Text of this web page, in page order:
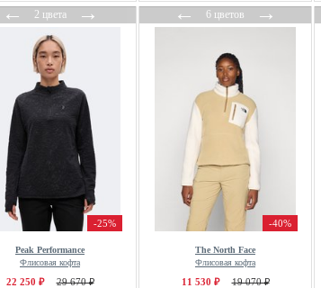
←2 цвета→
-25%
Peak Performance
Флисовая кофта
22 250 ₽ 29 670 ₽
←6 цветов→
-40%
The North Face
Флисовая кофта
11 530 ₽ 19 070 ₽